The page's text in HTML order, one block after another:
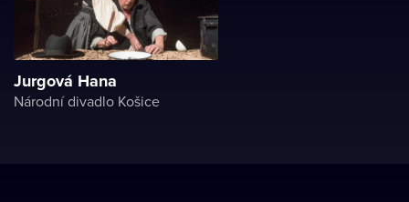
Jurgová Hana
Národní divadlo Košice